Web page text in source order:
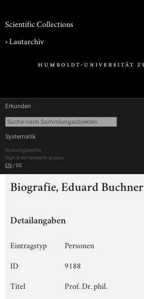
Scientific Collections
›Lautarchiv
Erkunden
Systematik
Nutzungsrechte
Sign in for research access
EN / DE
Biografie, Eduard Buchner
Detailangaben
Eintragstyp
Personen
ID
9188
Titel
Prof. Dr. phil.